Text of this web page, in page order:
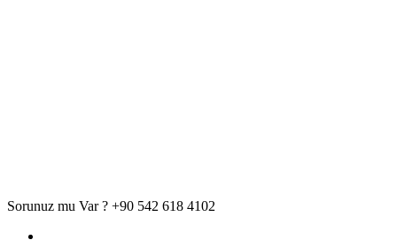
Sorunuz mu Var ? +90 542 618 4102